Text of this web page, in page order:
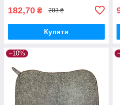
182,70 ₴ 203 ₴
Купити
–10%